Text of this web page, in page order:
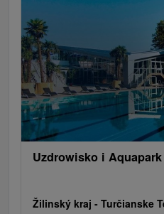
Uzdrowisko i
Žilinský kraj - Turčianske